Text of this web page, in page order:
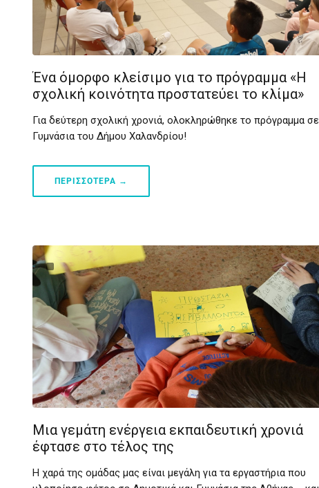
Ένα όμορφο κλείσιμο για το πρόγραμμα «Η
σχολική κοινότητα προστατεύει το κλίμα»
Για δεύτερη σχολική χρονιά, ολοκληρώθηκε το πρόγραμμα σε
Γυμνάσια του Δήμου Χαλανδρίου!
ΠΕΡΙΣΣΟΤΕΡΑ →
Μια γεμάτη ενέργεια εκπαιδευτική χρονιά
έφτασε στο τέλος της
Η χαρά της ομάδας μας είναι μεγάλη για τα εργαστήρια που